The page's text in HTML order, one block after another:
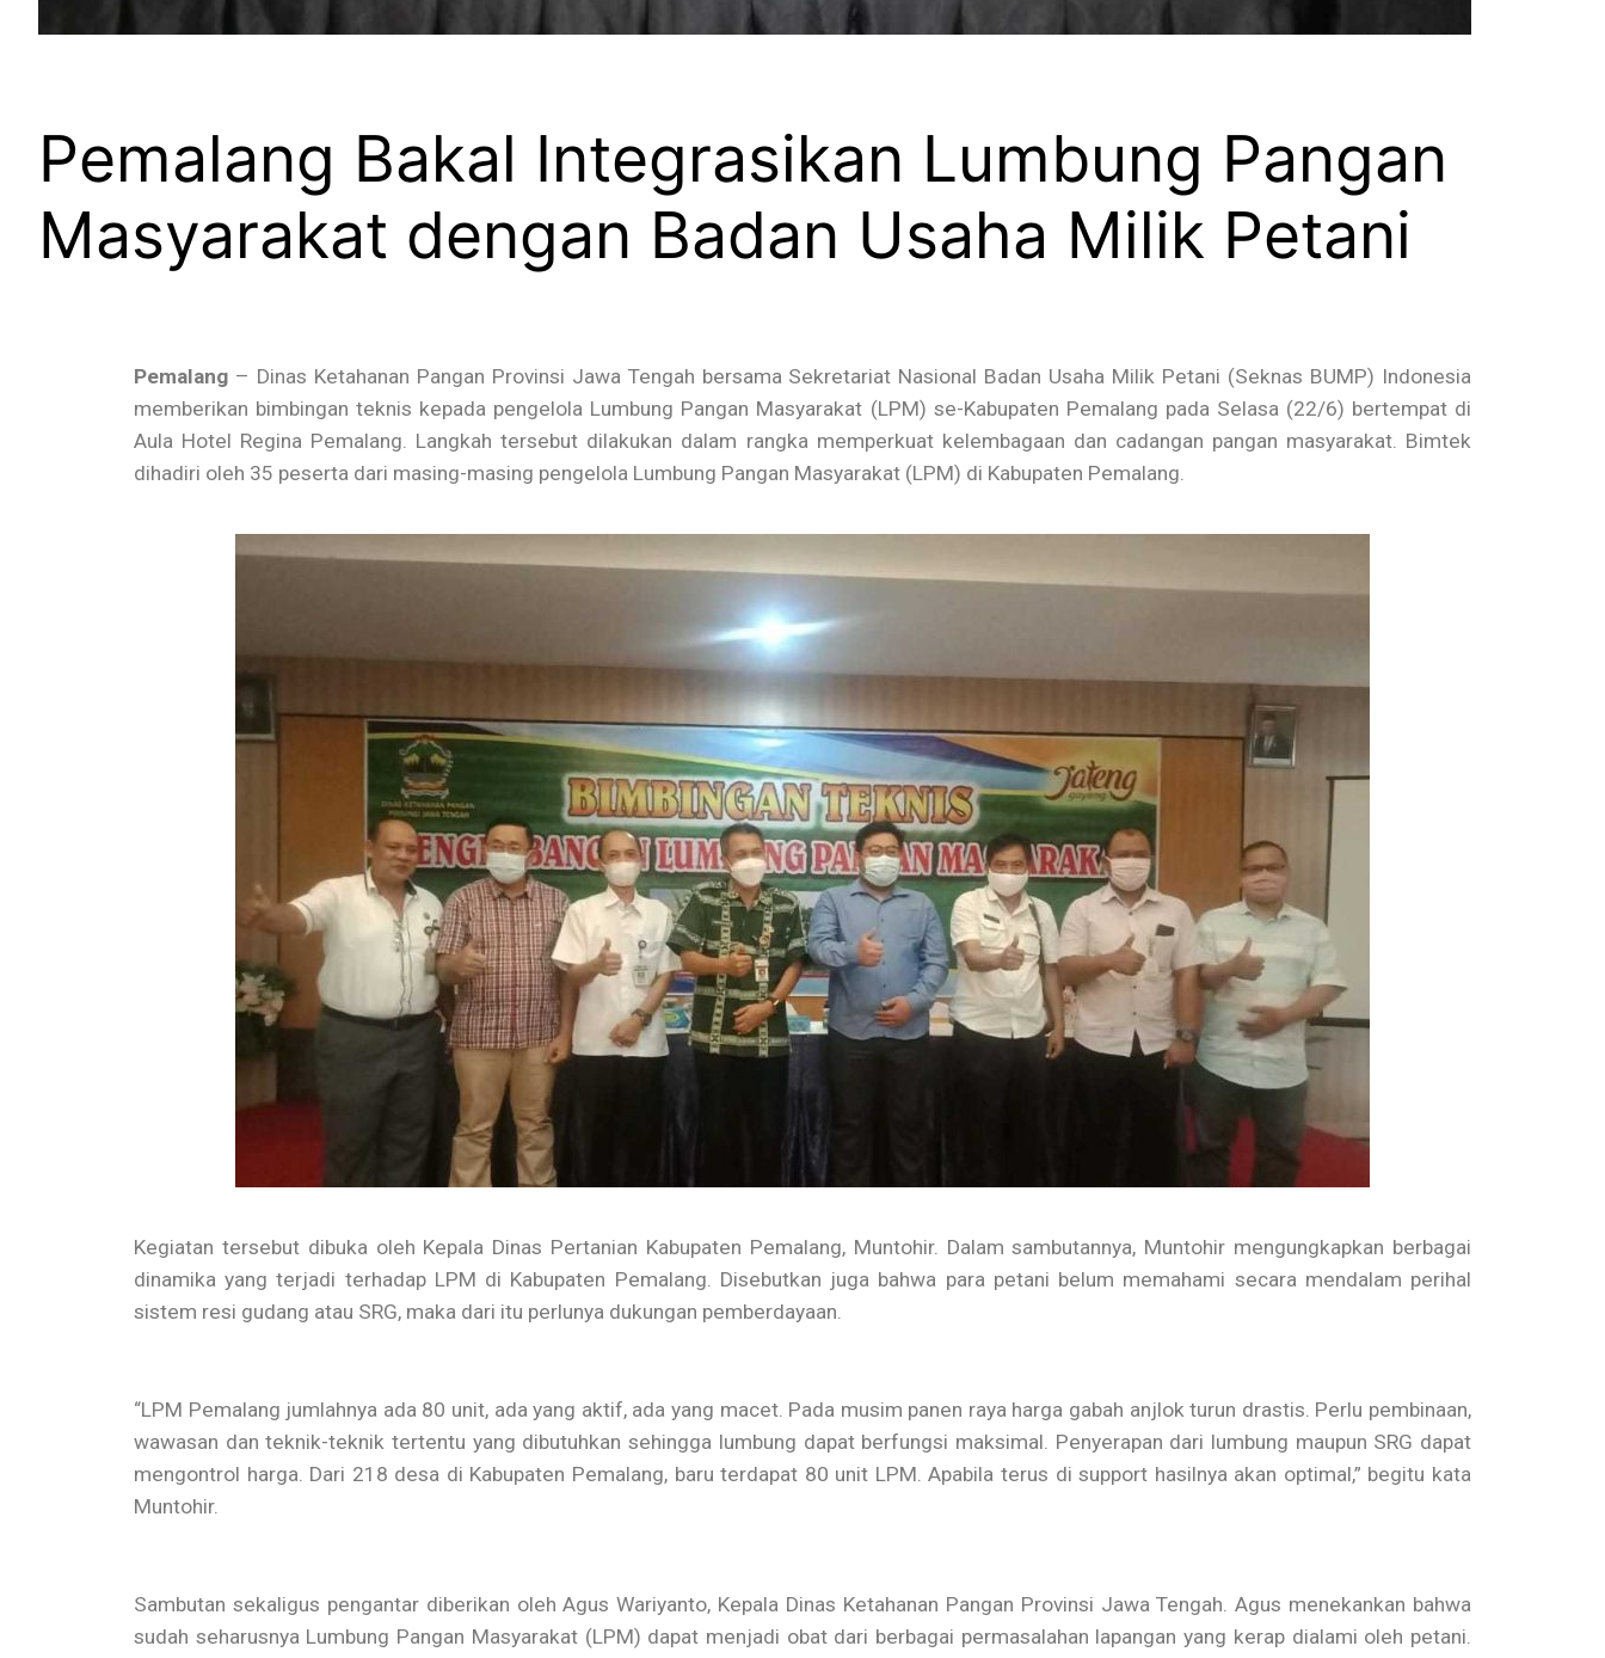
Pemalang Bakal Integrasikan Lumbung Pangan
Masyarakat dengan Badan Usaha Milik Petani
Pemalang – Dinas Ketahanan Pangan Provinsi Jawa Tengah bersama Sekretariat Nasional Badan Usaha Milik Petani (Seknas BUMP) Indonesia
memberikan bimbingan teknis kepada pengelola Lumbung Pangan Masyarakat (LPM) se-Kabupaten Pemalang pada Selasa (22/6) bertempat di
Aula Hotel Regina Pemalang. Langkah tersebut dilakukan dalam rangka memperkuat kelembagaan dan cadangan pangan masyarakat. Bimtek
dihadiri oleh 35 peserta dari masing-masing pengelola Lumbung Pangan Masyarakat (LPM) di Kabupaten Pemalang.
Kegiatan tersebut dibuka oleh Kepala Dinas Pertanian Kabupaten Pemalang, Muntohir. Dalam sambutannya, Muntohir mengungkapkan berbagai
dinamika yang terjadi terhadap LPM di Kabupaten Pemalang. Disebutkan juga bahwa para petani belum memahami secara mendalam perihal
sistem resi gudang atau SRG, maka dari itu perlunya dukungan pemberdayaan.
“LPM Pemalang jumlahnya ada 80 unit, ada yang aktif, ada yang macet. Pada musim panen raya harga gabah anjlok turun drastis. Perlu pembinaan,
wawasan dan teknik-teknik tertentu yang dibutuhkan sehingga lumbung dapat berfungsi maksimal. Penyerapan dari lumbung maupun SRG dapat
mengontrol harga. Dari 218 desa di Kabupaten Pemalang, baru terdapat 80 unit LPM. Apabila terus di support hasilnya akan optimal,” begitu kata
Muntohir.
Sambutan sekaligus pengantar diberikan oleh Agus Wariyanto, Kepala Dinas Ketahanan Pangan Provinsi Jawa Tengah. Agus menekankan bahwa
sudah seharusnya Lumbung Pangan Masyarakat (LPM) dapat menjadi obat dari berbagai permasalahan lapangan yang kerap dialami oleh petani.